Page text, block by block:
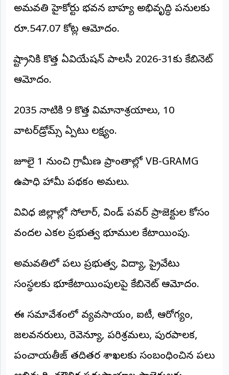
అమరావతి హైకోర్టు భవన బాహ్య అభివృద్ధి పనులకు
రూ.547.07 కోట్ల ఆమోదం.
రాష్ట్రానికి కొత్త ఏవియేషన్ పాలసీ 2026-31కు కేబినెట్
ఆమోదం.
2035 నాటికి 9 కొత్త విమానాశ్రయాలు, 10
వాటర్‌డ్రోమ్స్ ఏర్పాటు లక్ష్యం.
జూలై 1 నుంచి గ్రామీణ ప్రాంతాల్లో VB-GRAMG
ఉపాధి హామీ పథకం అమలు.
వివిధ జిల్లాల్లో సోలార్, విండ్ పవర్ ప్రాజెక్టుల కోసం
వందల ఎకరాల ప్రభుత్వ భూముల కేటాయింపు.
అమరావతిలో పలు ప్రభుత్వ, విద్యా, ప్రైవేటు
సంస్థలకు భూకేటాయింపులపై కేబినెట్ ఆమోదం.
ఈ సమావేశంలో వ్యవసాయం, ఐటీ, ఆరోగ్యం,
జలవనరులు, రెవెన్యూ, పరిశ్రమలు, పురపాలక,
పంచాయతీరాజ్ తదితర శాఖలకు సంబంధించిన పలు